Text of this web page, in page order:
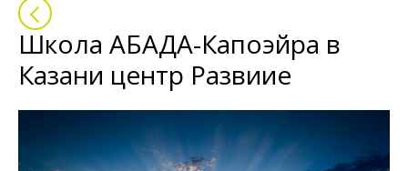
Школа АБАДА-Капоэйра в
Казани центр Развиие